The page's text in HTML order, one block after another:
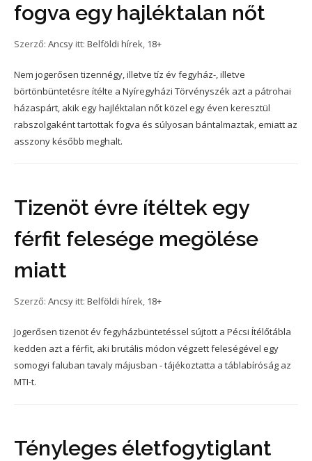
fogva egy hajléktalan nőt
Szerző: Ancsy itt: Belföldi hírek, 18+
Nem jogerősen tizennégy, illetve tíz év fegyház-, illetve
börtönbüntetésre ítélte a Nyíregyházi Törvényszék azt a pátrohai
házaspárt, akik egy hajléktalan nőt közel egy éven keresztül
rabszolgaként tartottak fogva és súlyosan bántalmaztak, emiatt az
asszony később meghalt.
Tizenöt évre ítéltek egy
férfit felesége megölése
miatt
Szerző: Ancsy itt: Belföldi hírek, 18+
Jogerősen tizenöt év fegyházbüntetéssel sújtott a Pécsi Ítélőtábla
kedden azt a férfit, aki brutális módon végzett feleségével egy
somogyi faluban tavaly májusban - tájékoztatta a táblabíróság az
MTI-t.
Tényleges életfogytiglant